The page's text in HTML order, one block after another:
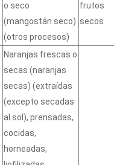
o seco
(mangostán seco)
(otros procesos)
frutos
secos
Naranjas frescas o
secas (naranjas
secas) (extraídas
(excepto secadas
al sol), prensadas,
cocidas,
horneadas,